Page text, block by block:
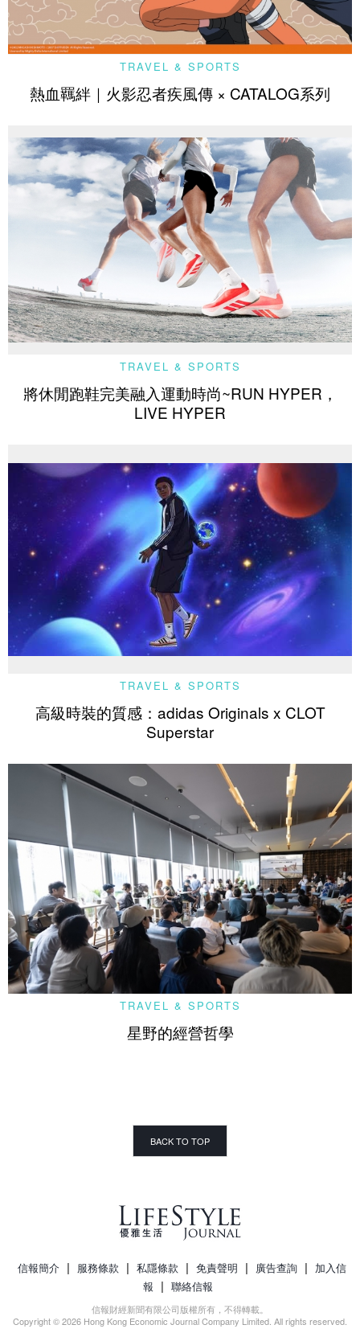
TRAVEL & SPORTS
熱血羈絆｜火影忍者疾風傳 × CATALOG系列
TRAVEL & SPORTS
將休閒跑鞋完美融入運動時尚~RUN HYPER，
LIVE HYPER
TRAVEL & SPORTS
高級時裝的質感：adidas Originals x CLOT
Superstar
TRAVEL & SPORTS
星野的經營哲學
BACK TO TOP
信報簡介 | 服務條款 | 私隱條款 | 免責聲明 | 廣告查詢 | 加入信
報 | 聯絡信報
信報財經新聞有限公司版權所有，不得轉載。
Copyright © 2026 Hong Kong Economic Journal Company Limited. All rights reserved.